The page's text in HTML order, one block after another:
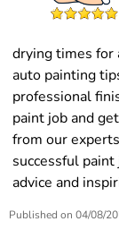
drying times for
auto painting
professional
paint job and
from our
successful
advice and
Published on 04/08/